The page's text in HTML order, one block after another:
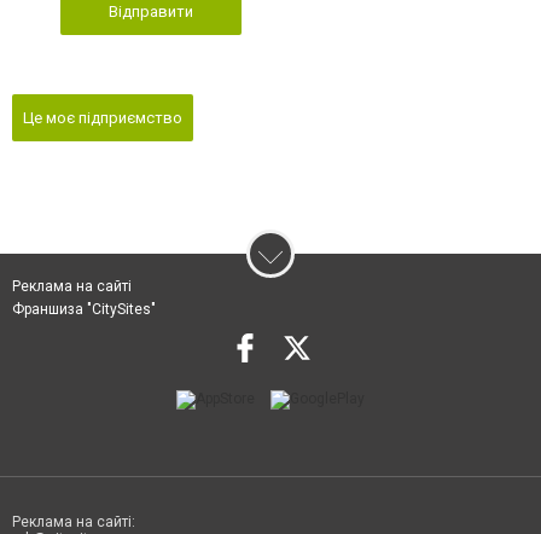
Відправити
Це моє підприємство
Реклама на сайті
Франшиза "CitySites"
Реклама на сайті: